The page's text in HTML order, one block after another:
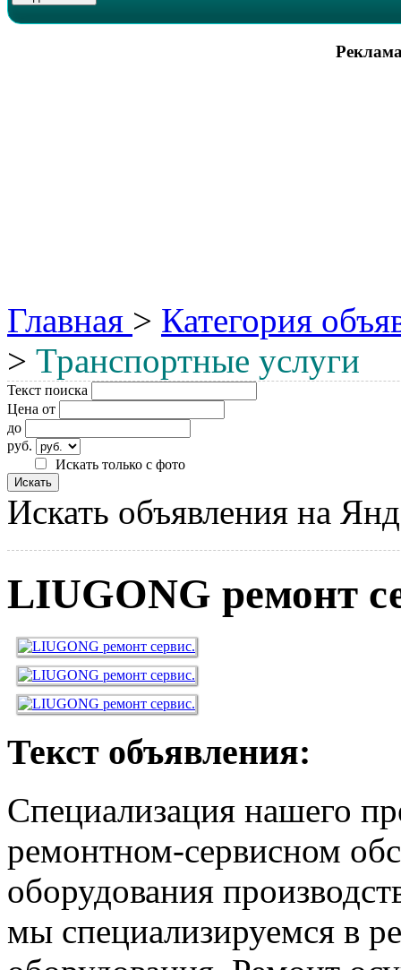
Главная > Категория
> Транспортные услуги
Текст поиска
Цена от
до
руб.
Искать только с фото
Искать объявления на
LIUGONG ремонт
Текст объявления:
Специализация нашего
ремонтном-сервисном
оборудования
мы специализируемся в